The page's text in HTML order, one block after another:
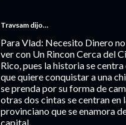
Travsam dijo…
Para Vlad: Necesito Dinero
ver con Un Rincon Cerca del
Rico, pues la historia se
que quiere conquistar a una
se prenda por su forma de
otras dos cintas se centran en
provinciano que se enamora
capital.